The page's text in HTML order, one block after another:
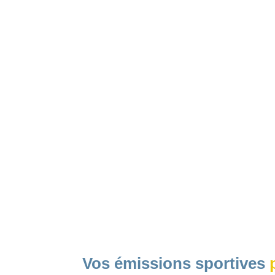
Vos émissions sportives